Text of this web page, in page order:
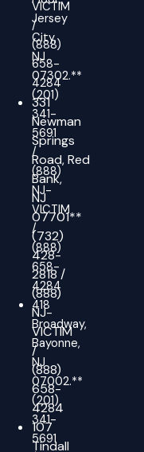
Jersey
City,
NJ
07302.**
(201)
341-
5691
/
(888)
NJ-
VICTIM
/
(888)
658-
4284
418
Broadway,
Bayonne,
NJ
07002.**
(201)
341-
5691
VICTIM
/
(888)
658-
4284
331
Newman
Springs
Road,Red
Bank,
NJ
07701**
(732)
428-
2818/
(888)
NJ-
VICTIM
/
(888)
658-
4284
107
Tindall